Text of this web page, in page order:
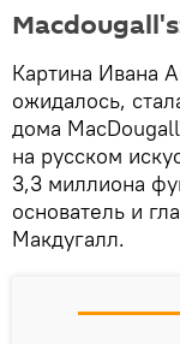
Картина Ивана
ожидалось,
дома
на русском
3,3 миллиона
основатель и
Макдугалл.